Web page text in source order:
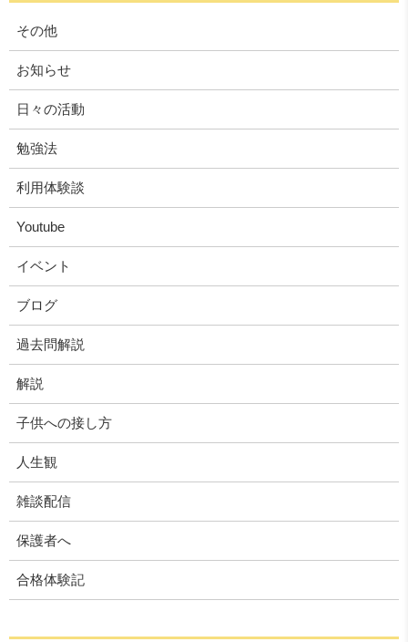
その他
お知らせ
日々の活動
勉強法
利用体験談
Youtube
イベント
ブログ
過去問解説
解説
子供への接し方
人生観
雑談配信
保護者へ
合格体験記